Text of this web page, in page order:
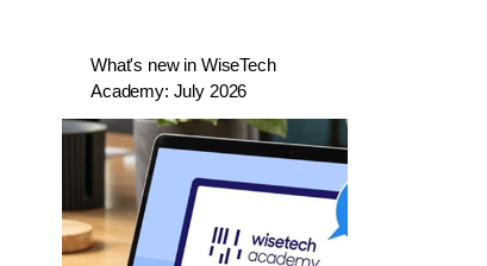
What's new in WiseTech
Academy: July 2026